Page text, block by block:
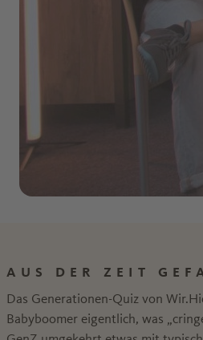
AUS DER ZEIT
Das Generationen-Quiz von
Babyboomer eigentlich, was